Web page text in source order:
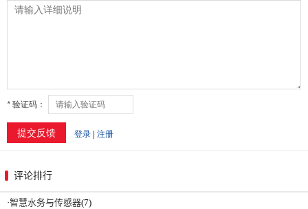
评论排行
·智慧水务与传感器(7)